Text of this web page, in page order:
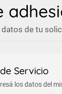
de tu
Servicio
los datos del